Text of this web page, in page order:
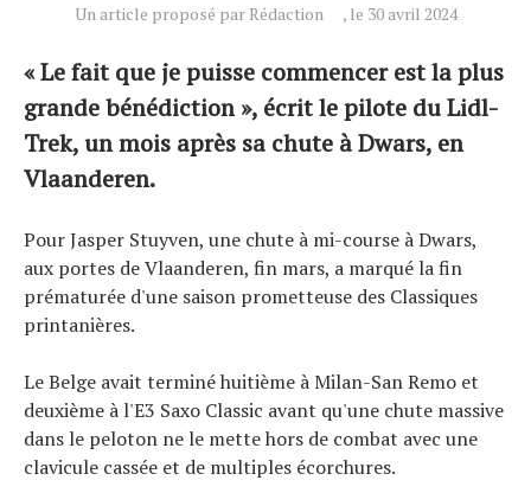
Un article proposé par Rédaction , le 30 avril 2024
« Le fait que je puisse commencer est la plus
grande bénédiction », écrit le pilote du Lidl-
Trek, un mois après sa chute à Dwars, en
Vlaanderen.
Pour Jasper Stuyven, une chute à mi-course à Dwars,
aux portes de Vlaanderen, fin mars, a marqué la fin
prématurée d'une saison prometteuse des Classiques
printanières.
Le Belge avait terminé huitième à Milan-San Remo et
deuxième à l'E3 Saxo Classic avant qu'une chute massive
dans le peloton ne le mette hors de combat avec une
clavicule cassée et de multiples écorchures.
Actualités
Technologies
Tests de produits
Tendances
Tous nos articles
À propos